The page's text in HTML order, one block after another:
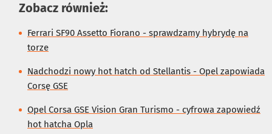
Zobacz również:
Ferrari SF90 Assetto Fiorano - sprawdzamy hybrydę na
torze
Nadchodzi nowy hot hatch od Stellantis - Opel zapowiada
Corsę GSE
Opel Corsa GSE Vision Gran Turismo - cyfrowa zapowiedź
hot hatcha Opla